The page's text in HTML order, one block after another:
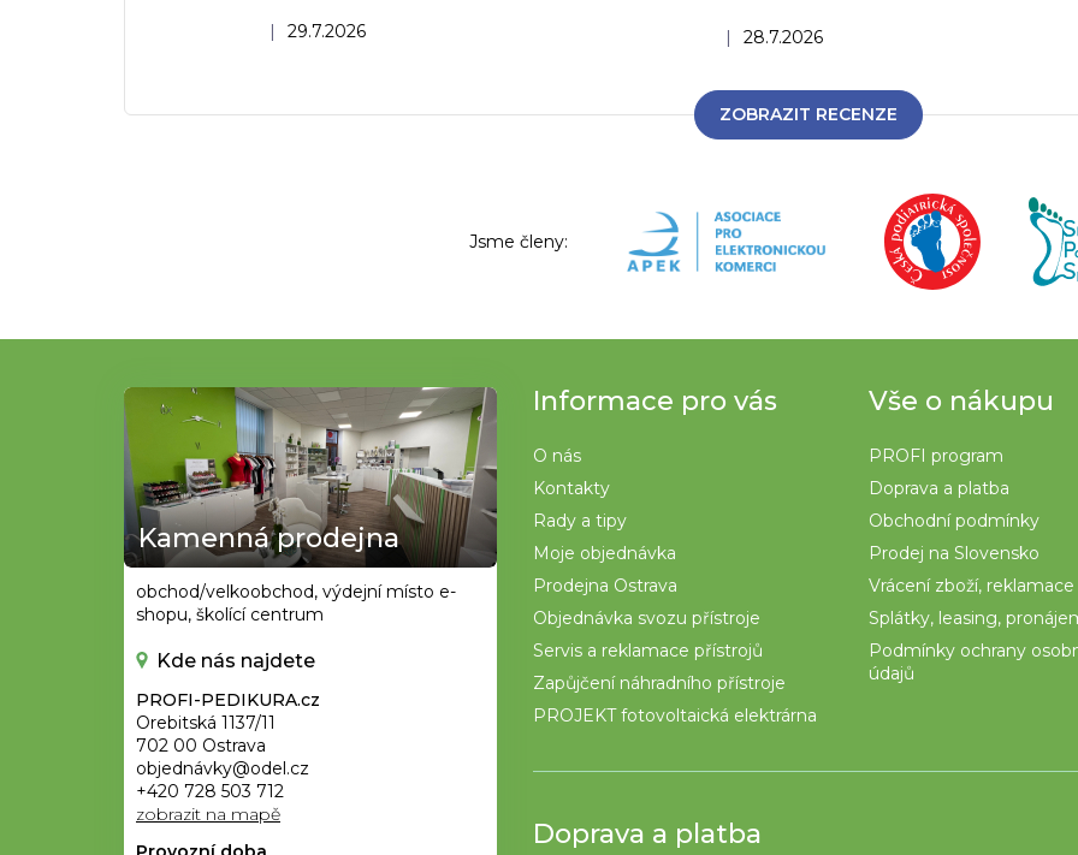
Hodnocení obchodu je 5 z 5 hvězdiček.
| 29.7.2026 Hodnocení obchodu je 5 z 5 hvězdiček.
| 28.7.2026
ZOBRAZIT RECENZE
Jsme členy:
Informace pro vás
O nás
Kontakty
Rady a tipy
Moje objednávka
Prodejna Ostrava
Objednávka svozu přístroje
Servis a reklamace přístrojů
Zapůjčení náhradního přístroje
PROJEKT fotovoltaická elektrárna
Vše o nákupu
PROFI program
Doprava a platba
Obchodní podmínky
Prodej na Slovensko
Vrácení zboží, reklamace
Splátky, leasing,
Podmínky ochrany
údajů
Kamenná prodejna
obchod/velkoobchod, výdejní místo e-
shopu, školící centrum
Kde nás najdete
PROFI-PEDIKURA.cz
Orebitská 1137/11
702 00 Ostrava
objednávky@odel.cz
+420 728 503 712
zobrazit na mapě
Doprava a platba